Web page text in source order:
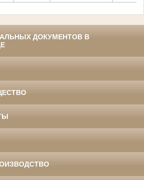
ДОКУМЕНТОВ В